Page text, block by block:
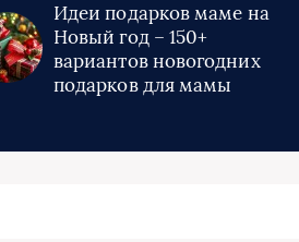
Идеи подарков маме на
Новый год – 150+
вариантов новогодних
подарков для мамы